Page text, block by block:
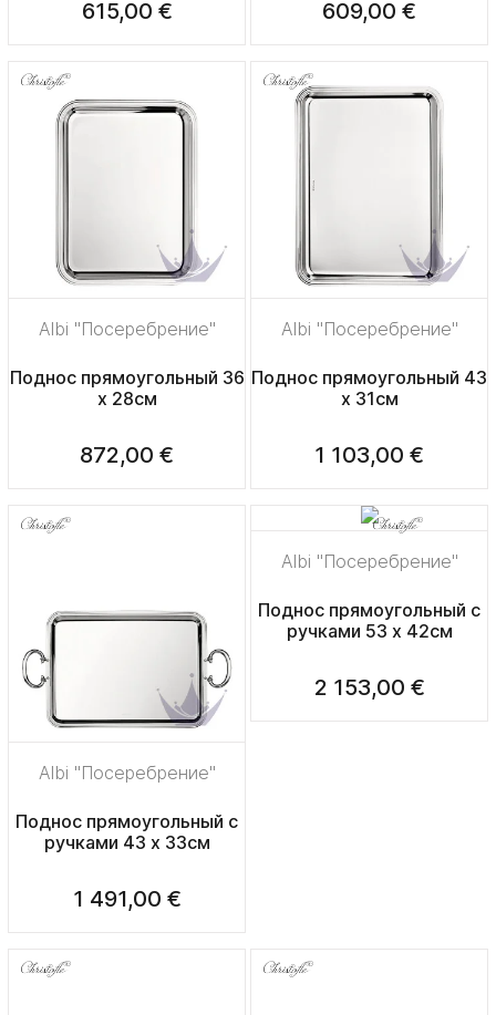
615,00 € 609,00 €
Albi "Посеребрение"
Поднос прямоугольный 36
x 28см
872,00 €
Albi "Посеребрение"
Поднос прямоугольный 43
x 31см
1 103,00 €
Albi "Посеребрение"
Поднос прямоугольный с
ручками 43 x 33см
1 491,00 €
Albi "Посеребрение"
Поднос прямоугольный с
ручками 53 x 42см
2 153,00 €